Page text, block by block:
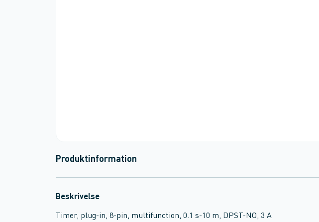
Produktinformation
Beskrivelse
Timer, plug-in, 8-pin, multifunction, 0.1 s-10 m, DPST-NO, 3 A